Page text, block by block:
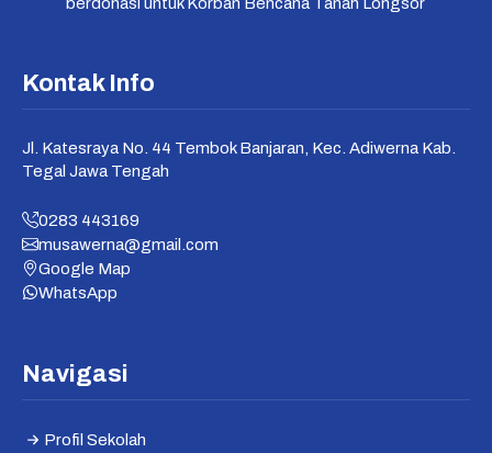
berdonasi untuk Korban Bencana Tanah Longsor
Kontak Info
Jl. Katesraya No. 44 Tembok Banjaran, Kec. Adiwerna Kab.
Tegal Jawa Tengah
0283 443169
musawerna@gmail.com
Google Map
WhatsApp
Navigasi
Profil Sekolah